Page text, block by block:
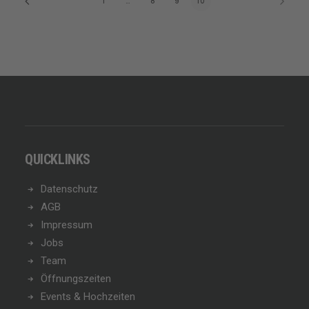
QUICKLINKS
Datenschutz
AGB
Impressum
Jobs
Team
Öffnungszeiten
Events & Hochzeiten